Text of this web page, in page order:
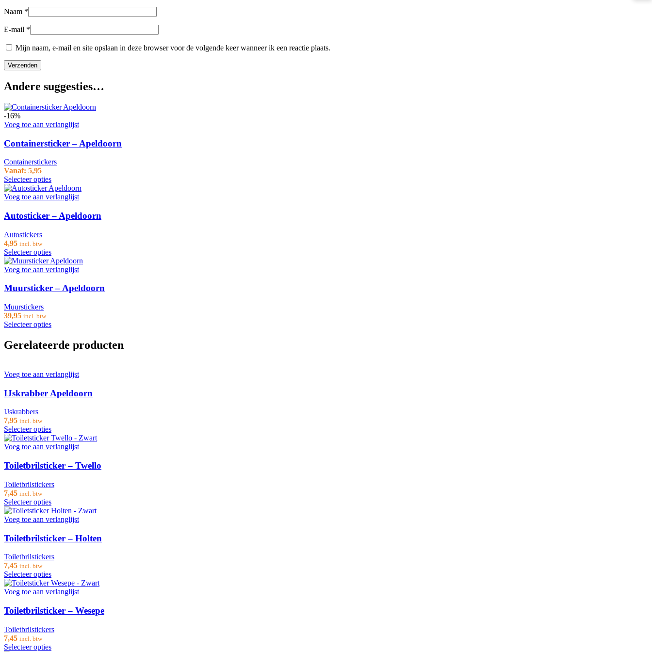
Naam *
E-mail *
Mijn naam, e-mail en site opslaan in deze browser voor de volgende keer wanneer ik een reactie plaats.
Andere suggesties…
-16%
Voeg toe aan verlanglijst
Containersticker – Apeldoorn
Containerstickers
Vanaf: 5,95
Selecteer opties
Voeg toe aan verlanglijst
Autosticker – Apeldoorn
Autostickers
4,95 incl. btw
Selecteer opties
Voeg toe aan verlanglijst
Muursticker – Apeldoorn
Muurstickers
39,95 incl. btw
Selecteer opties
Gerelateerde producten
Voeg toe aan verlanglijst
IJskrabber Apeldoorn
IJskrabbers
7,95 incl. btw
Selecteer opties
Voeg toe aan verlanglijst
Toiletbrilsticker – Twello
Toiletbrilstickers
7,45 incl. btw
Selecteer opties
Voeg toe aan verlanglijst
Toiletbrilsticker – Holten
Toiletbrilstickers
7,45 incl. btw
Selecteer opties
Voeg toe aan verlanglijst
Toiletbrilsticker – Wesepe
Toiletbrilstickers
7,45 incl. btw
Selecteer opties